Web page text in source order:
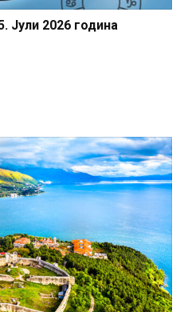
Јули 2026 година